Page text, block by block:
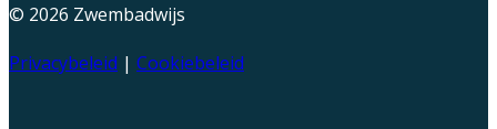
© 2026 Zwembadwijs
Privacybeleid | Cookiebeleid